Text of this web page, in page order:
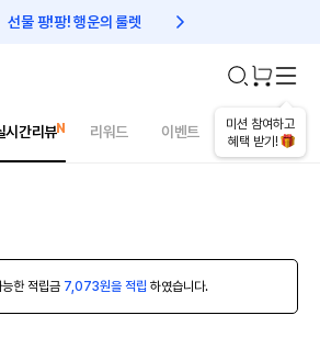
선물 팡!팡! 행운의 룰렛 친구초대 1만원 리워드!
미션 참여하고
혜택 받기!
시간리뷰 리워드 이벤트 건강매거진
한 적립금 7,073원을 적립 하였습니다.